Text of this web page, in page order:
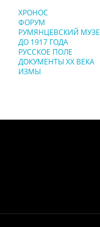
ХРОНОС
ФОРУМ
РУМЯНЦЕВСКИЙ
ДО 1917 ГОДА
РУССКОЕ ПОЛЕ
ДОКУМЕНТЫ XX ВЕКА
ИЗМЫ